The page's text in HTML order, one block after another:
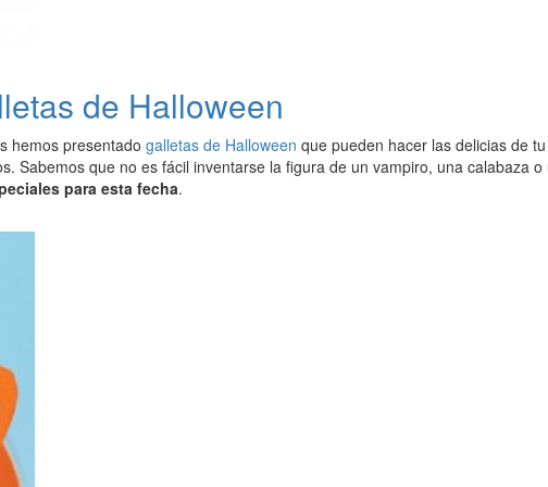
de Halloween
hemos presentado galletas de Halloween que pueden hacer las delicias de
Sabemos que no es fácil inventarse la figura de un vampiro, una calabaza
para esta fecha.